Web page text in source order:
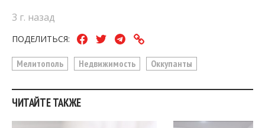
3 г. назад
ПОДЕЛИТЬСЯ:
Мелитополь Недвижимость Оккупанты
ЧИТАЙТЕ ТАКЖЕ